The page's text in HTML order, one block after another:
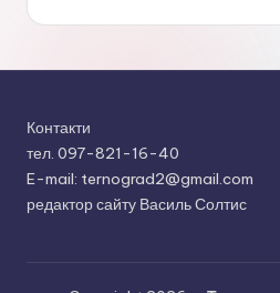
Контакти
тел. 097-821-16-40
E-mail: ternograd2@gmail.com
редактор сайту Василь Солтис